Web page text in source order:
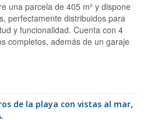
una parcela de 405 m² y dispone
perfectamente distribuidos para
y funcionalidad. Cuenta con 4
completos, además de un garaje